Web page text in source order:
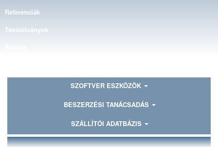
Referenciák
Tanúsítványok
SZOFTVER ESZKÖZÖK
BESZERZÉSI TANÁCSADÁS
SZÁLLÍTÓI ADATBÁZIS